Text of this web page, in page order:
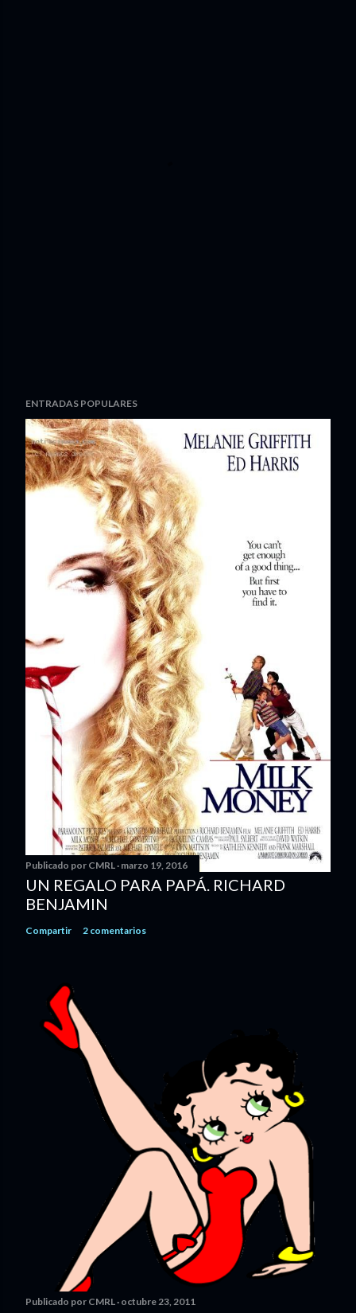
ENTRADAS POPULARES
Publicado por CMRL marzo 19, 2016
UN REGALO PARA PAPÁ. RICHARD
BENJAMIN
Compartir 2 comentarios
Publicado por CMRL octubre 23, 2011